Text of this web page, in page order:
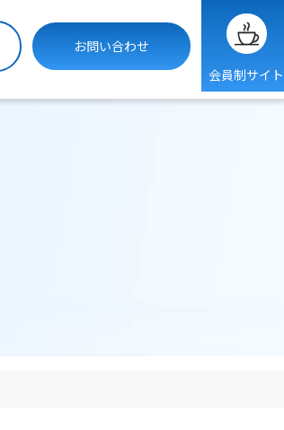
会員制サイト
お問い合わせ